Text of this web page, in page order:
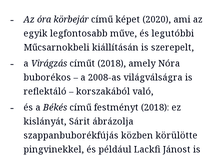
Az óra körbejárcímű képet (2020), ami az
egyik legfontosabb műve, és legutóbbi
Műcsarnokbeli kiállításán is szerepelt,
a Virágzás címűt (2018), amely Nóra
buborékos – a 2008-as világválságra is
reflektáló – korszakából való,
és a Békés című festményt (2018): ez
kislányát, Sárit ábrázolja
szappanbuborékfújás közben körülötte
pingvinekkel, és például Lackfi Jánost is